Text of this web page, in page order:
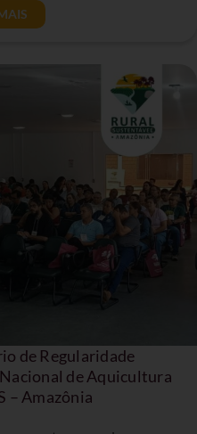
de Regularidade
de Aquicultura
– Amazônia